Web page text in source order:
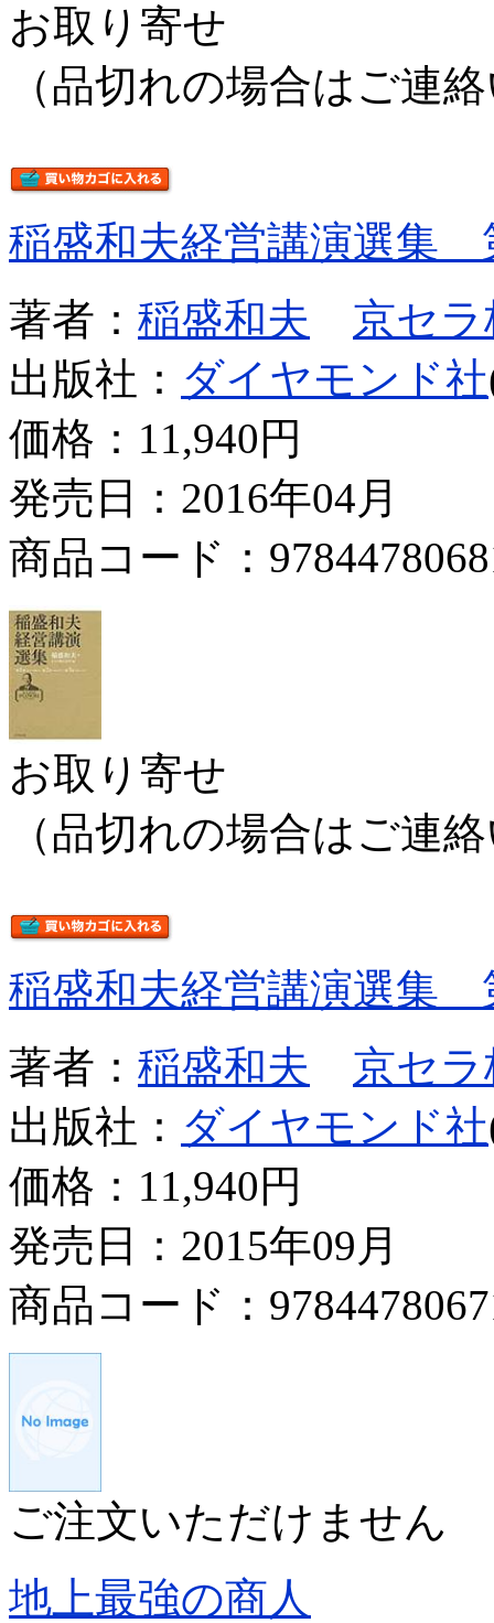
お取り寄せ
（品切れの場合はご連
稲盛和夫経営講演選集
著者： 稲盛和夫
京セ
出版社： ダイヤモンド社
価格： 11,940円
発売日：2016年04月
商品コード：
お取り寄せ
（品切れの場合はご連
稲盛和夫経営講演選集
著者： 稲盛和夫
京セ
出版社： ダイヤモンド社
価格： 11,940円
発売日：2015年09月
商品コード：
ご注文いただけません
地上最強の商人